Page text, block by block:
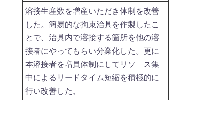
溶接生産数を増産いただき体制を改善
した。簡易的な拘束治具を作製したこ
とで、治具内で溶接する箇所を他の溶
接者にやってもらい分業化した。更に
本溶接者を増員体制にしてリソース集
中によるリードタイム短縮を積極的に
行い改善した。